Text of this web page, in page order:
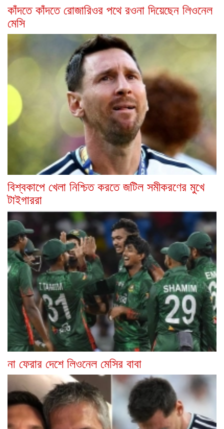
কাঁদতে কাঁদতে রোজারিওর পথে রওনা দিয়েছেন লিওনেল
মেসি
বিশ্বকাপে খেলা নিশ্চিত করতে জটিল সমীকরণের মুখে
টাইগাররা
না ফেরার দেশে লিওনেল মেসির বাবা